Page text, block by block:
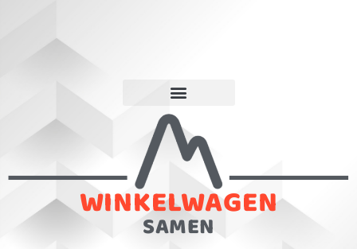
WINKELWAGEN
SAMEN